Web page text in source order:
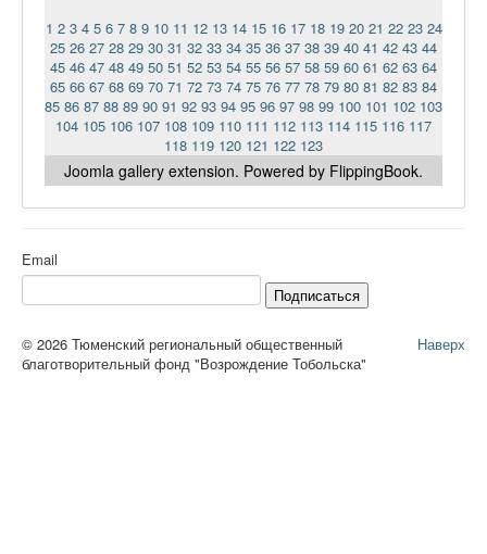
1 2 3 4 5 6 7 8 9 10 11 12 13 14 15 16 17 18 19 20 21 22 23 24
25 26 27 28 29 30 31 32 33 34 35 36 37 38 39 40 41 42 43 44
45 46 47 48 49 50 51 52 53 54 55 56 57 58 59 60 61 62 63 64
65 66 67 68 69 70 71 72 73 74 75 76 77 78 79 80 81 82 83 84
85 86 87 88 89 90 91 92 93 94 95 96 97 98 99 100 101 102 103
104 105 106 107 108 109 110 111 112 113 114 115 116 117
118 119 120 121 122 123
Joomla gallery extension. Powered by FlippingBook.
Email
Подписаться
Наверх
© 2026 Тюменский региональный общественный
благотворительный фонд "Возрождение Тобольска"